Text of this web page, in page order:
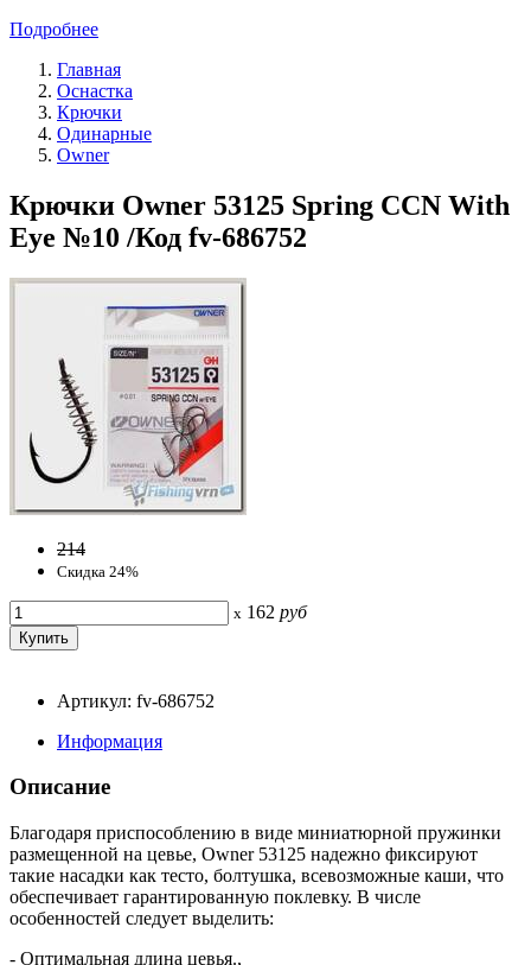
Подробнее
Главная
Оснастка
Крючки
Одинарные
Owner
Крючки Owner 53125 Spring CCN With
Eye №10 /Код fv-686752
214
Скидка 24%
x 162 руб
Артикул: fv-686752
Информация
Описание
Благодаря приспособлению в виде миниатюрной пружинки
размещенной на цевье, Owner 53125 надежно фиксируют
такие насадки как тесто, болтушка, всевозможные каши, что
обеспечивает гарантированную поклевку. В числе
особенностей следует выделить:
- Оптимальная длина цевья.,